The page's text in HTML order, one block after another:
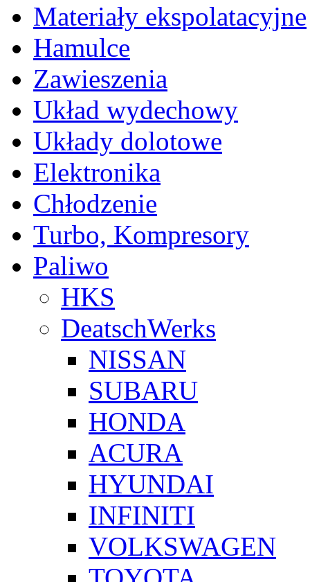
Materiały ekspolatacyjne
Hamulce
Zawieszenia
Układ wydechowy
Układy dolotowe
Elektronika
Chłodzenie
Turbo, Kompresory
Paliwo
HKS
DeatschWerks
NISSAN
SUBARU
HONDA
ACURA
HYUNDAI
INFINITI
VOLKSWAGEN